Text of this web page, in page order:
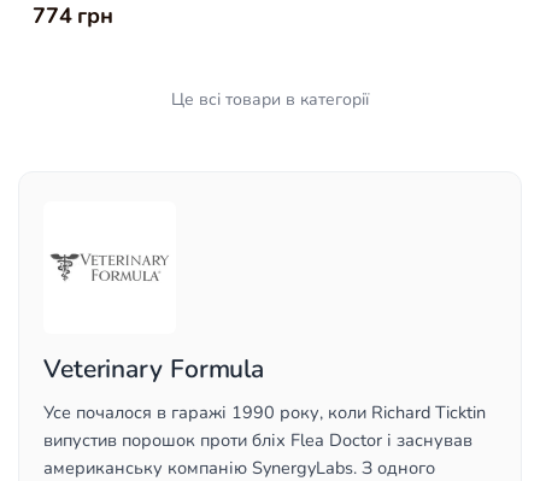
774 грн
Це всі товари в категорії
Veterinary Formula
Усе почалося в гаражі 1990 року, коли Richard Ticktin
випустив порошок проти бліх Flea Doctor і заснував
американську компанію SynergyLabs. З одного